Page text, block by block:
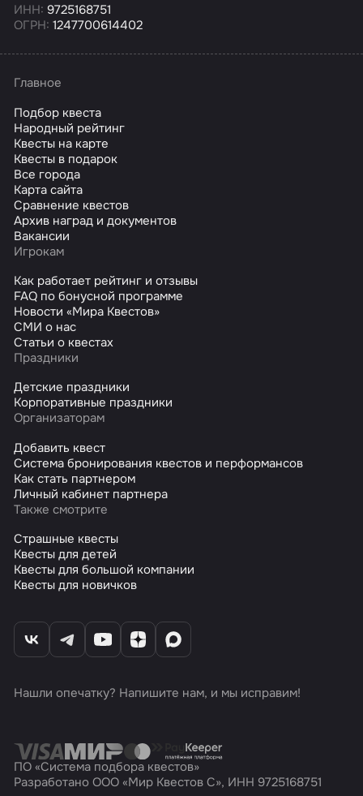
ИНН: 9725168751
ОГРН: 1247700614402
Главное
Подбор квеста
Народный рейтинг
Квесты на карте
Квесты в подарок
Все города
Карта сайта
Сравнение квестов
Архив наград и документов
Вакансии
Игрокам
Как работает рейтинг и отзывы
FAQ по бонусной программе
Новости «Мира Квестов»
СМИ о нас
Статьи о квестах
Праздники
Детские праздники
Корпоративные праздники
Организаторам
Добавить квест
Система бронирования квестов и перформансов
Как стать партнером
Личный кабинет партнера
Также смотрите
Страшные квесты
Квесты для детей
Квесты для большой компании
Квесты для новичков
Нашли опечатку? Напишите нам, и мы исправим!
ПО «Система подбора квестов»
Разработано ООО «Мир Квестов С», ИНН 9725168751